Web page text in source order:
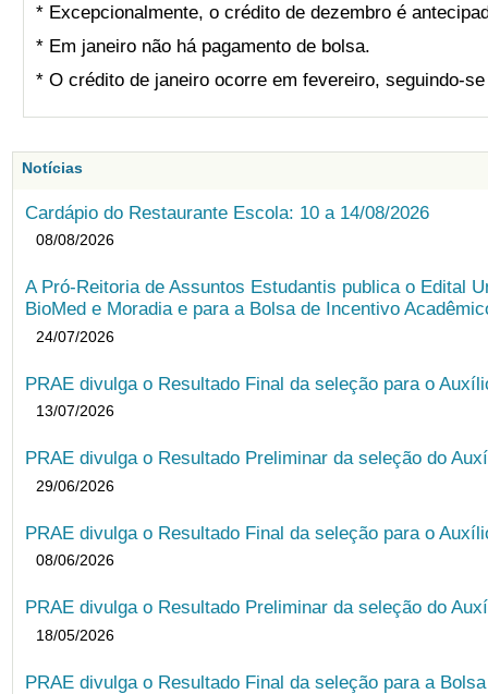
* Excepcionalmente, o crédito de dezembro é
* Em janeiro não há pagamento de bolsa.
* O crédito de janeiro ocorre em fevereiro, seguindo-
Notícias
Cardápio do Restaurante Escola: 10 a 14/08/2026
08/08/2026
A Pró-Reitoria de Assuntos Estudantis publica o Edital
BioMed e Moradia e para a Bolsa de Incentivo
24/07/2026
PRAE divulga o Resultado Final da seleção para o
13/07/2026
PRAE divulga o Resultado Preliminar da seleção do
29/06/2026
PRAE divulga o Resultado Final da seleção para o
08/06/2026
PRAE divulga o Resultado Preliminar da seleção do
18/05/2026
PRAE divulga o Resultado Final da seleção para a